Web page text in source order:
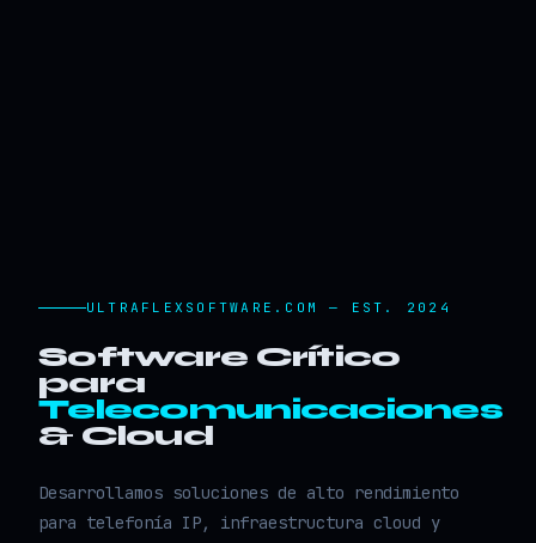
ULTRAFLEXSOFTWARE.COM — EST. 2024
Software Crítico
para
Telecomunicaciones
& Cloud
Desarrollamos soluciones de alto rendimiento
para telefonía IP, infraestructura cloud y